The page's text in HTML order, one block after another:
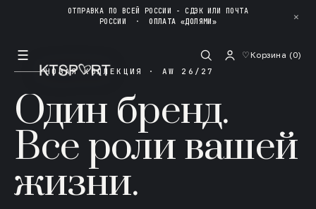
ОТПРАВКА ПО ВСЕЙ РОССИИ - СДЭК ИЛИ ПОЧТА
РОССИИ ·ОПЛАТА «ДОЛЯМИ» ✕
☰ ♡Корзина (0)
НОВАЯ КОЛЛЕКЦИЯ · AW 26/27
Один бренд.
Все роли вашей
жизни.